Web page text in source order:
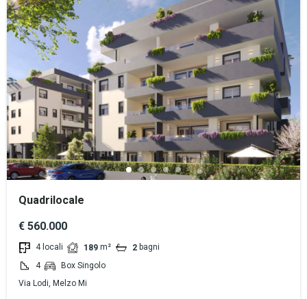
Quadrilocale
€ 560.000
4 locali 189 m² 2 bagni
4
Box Singolo
Via Lodi, Melzo Mi